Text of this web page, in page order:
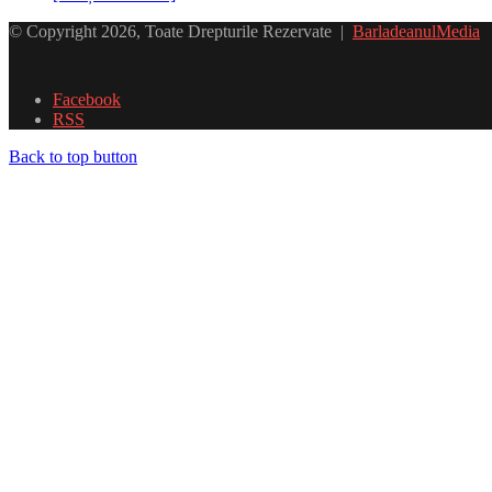
© Copyright 2026, Toate Drepturile Rezervate | BarladeanulMedia
Facebook
RSS
Back to top button